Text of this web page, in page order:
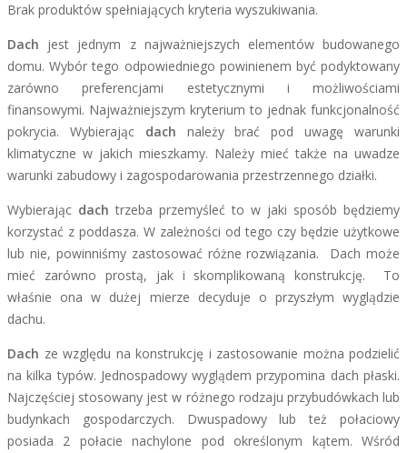
Brak produktów spełniających kryteria wyszukiwania.
Dach jest jednym z najważniejszych elementów budowanego
domu. Wybór tego odpowiedniego powinienem być podyktowany
zarówno preferencjami estetycznymi i możliwościami
finansowymi. Najważniejszym kryterium to jednak funkcjonalność
pokrycia. Wybierając dach należy brać pod uwagę warunki
klimatyczne w jakich mieszkamy. Należy mieć także na uwadze
warunki zabudowy i zagospodarowania przestrzennego działki.
Wybierając dachtrzeba przemyśleć to w jaki sposób będziemy
korzystać z poddasza. W zależności od tego czy będzie użytkowe
lub nie, powinniśmy zastosować różne rozwiązania. Dach może
mieć zarówno prostą, jak i skomplikowaną konstrukcję. To
właśnie ona w dużej mierze decyduje o przyszłym wyglądzie
dachu.
Dach ze względu na konstrukcję i zastosowanie można podzielić
na kilka typów. Jednospadowy wyglądem przypomina dach płaski.
Najczęściej stosowany jest w różnego rodzaju przybudówkach lub
budynkach gospodarczych. Dwuspadowy lub też połaciowy
posiada 2 połacie nachylone pod określonym kątem. Wśród